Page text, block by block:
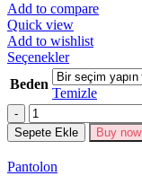
Add to compare
Quick view
Add to wishlist
SeçeneklerBu
ürünün
birden
fazla
varyasyonu
var.
Beden
Temizle
Miktar
Sepete Ekle Buy now
Pantolon